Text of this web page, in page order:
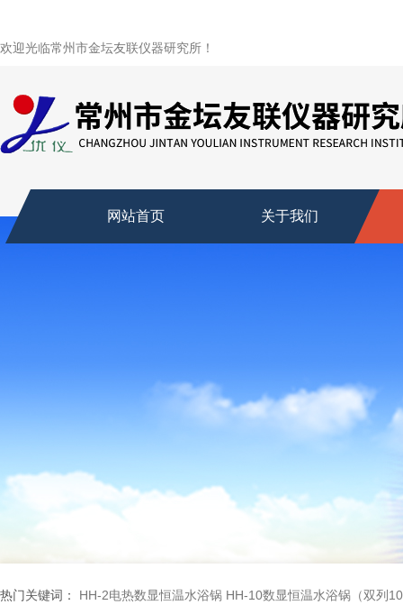
欢迎光临常州市金坛友联仪器研究所！
网站首页 关于我们
热门关键词： HH-2电热数显恒温水浴锅 HH-10数显恒温水浴锅（双列